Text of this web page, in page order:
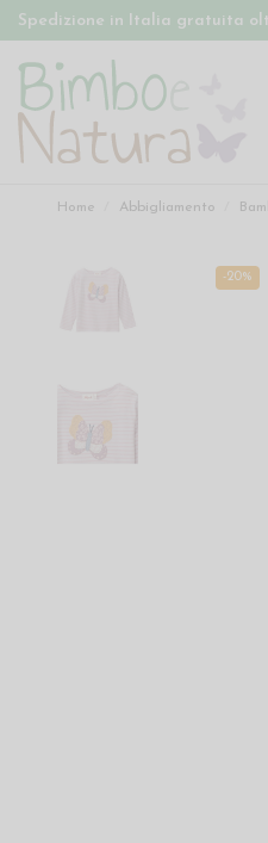
Spedizione in Italia gratuita
Home Abbigliamento
-20%